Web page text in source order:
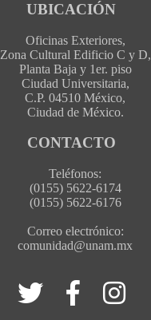
UBICACIÓN
Oficinas Exteriores,
Zona Cultural Edificio C y D,
Planta Baja y 1er. piso
Ciudad Universitaria,
C.P. 04510 México,
Ciudad de México.
CONTACTO
Teléfonos:
(0155) 5622-6174
(0155) 5622-6176
Correo electrónico:
comunidad@unam.mx